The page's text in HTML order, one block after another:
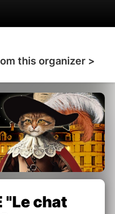
this organizer >
"Le chat